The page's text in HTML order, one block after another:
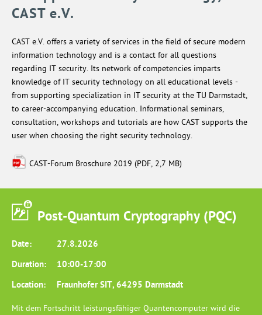
CAST e.V.
CAST e.V. offers a variety of services in the field of secure modern
information technology and is a contact for all questions
regarding IT security. Its network of competencies imparts
knowledge of IT security technology on all educational levels -
from supporting specialization in IT security at the TU Darmstadt,
to career-accompanying education. Informational seminars,
consultation, workshops and tutorials are how CAST supports the
user when choosing the right security technology.
CAST-Forum Broschure 2019 (PDF, 2,7 MB)
Post-Quantum Cryptography (PQC)
Date:
27.8.2026
Duration:
10:00-17:00
Location:
Fraunhofer SIT, 64295 Darmstadt
Mit dem Fortschritt leistungsfähiger Quantencomputer wird die